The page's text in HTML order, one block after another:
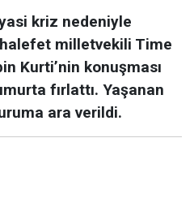
kriz nedeniyle
milletvekili Time
Kurti’nin konuşması
fırlattı. Yaşanan
ara verildi.